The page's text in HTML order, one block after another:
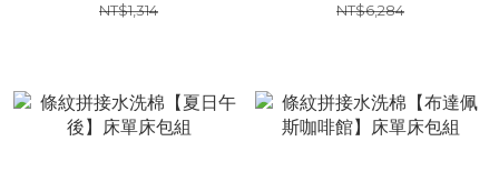
NT$1,314 NT$6,284